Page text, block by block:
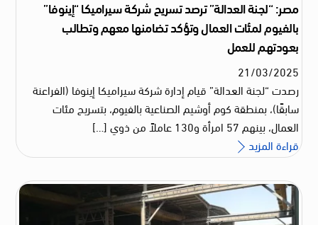
مصر: “لجنة العدالة” ترصد تسريح شركة سيراميكا “إينوفا”
بالفيوم لمئات العمال وتؤكد تضامنها معهم وتطالب
بعودتهم للعمل
21/03/2025
رصدت “لجنة العدالة” قيام إدارة شركة سيراميكا إينوفا (الفراعنة
سابقًا)، بمنطقة كوم أوشيم الصناعية بالفيوم، بتسريح مئات
العمال، بينهم 57 امرأة و130 عاملاً من ذوي […]
قراءة المزيد